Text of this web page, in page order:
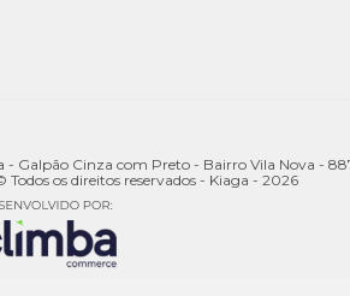
- Galpão Cinza com Preto - Bairro Vila Nova -
os direitos reservados - Kiaga - 2026